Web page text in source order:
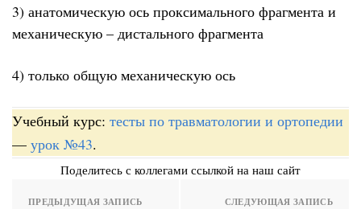
3) анатомическую ось проксимального фрагмента и
механическую – дистального фрагмента
4) только общую механическую ось
Учебный курс: тесты по травматологии и ортопедии
— урок №43.
Поделитесь с коллегами ссылкой на наш сайт
ПРЕДЫДУЩАЯ ЗАПИСЬ СЛЕДУЮЩАЯ ЗАПИСЬ